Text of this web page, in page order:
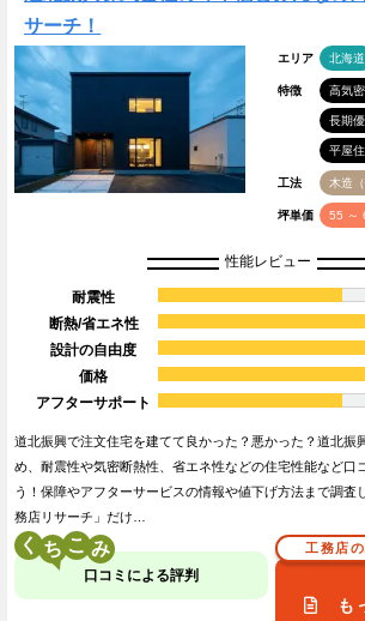
サーチ！
エリア 北海道
特徴 高気
長期
平屋
工法 木造
坪単価 55 ～
性能レビュー
耐震性
断熱/省エネ性
設計の自由度
価格
アフターサポート
道北振興で注文住宅を建てて良かった？悪かった？道北振
め、耐震性や気密断熱性、省エネ性などの住宅性能など口
う！保障やアフターサービスの情報や値下げ方法まで調査
務店リサーチ」だけ…
く こ
口コミによる評判
工務店
も